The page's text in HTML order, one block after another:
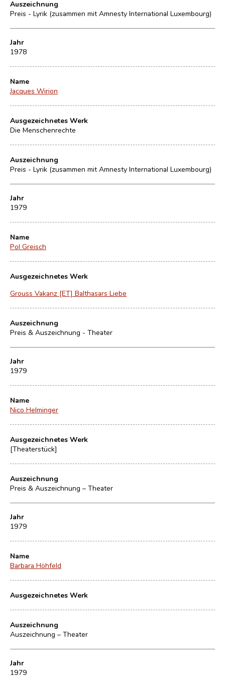
Auszeichnung
Preis - Lyrik (zusammen mit Amnesty International Luxembourg)
Jahr
1978
Name
Jacques Wirion
Ausgezeichnetes Werk
Die Menschenrechte
Auszeichnung
Preis - Lyrik (zusammen mit Amnesty International Luxembourg)
Jahr
1979
Name
Pol Greisch
Ausgezeichnetes Werk
Grouss Vakanz [ET] Balthasars Liebe
Auszeichnung
Preis & Auszeichnung - Theater
Jahr
1979
Name
Nico Helminger
Ausgezeichnetes Werk
[Theaterstück]
Auszeichnung
Preis & Auszeichnung – Theater
Jahr
1979
Name
Barbara Höhfeld
Ausgezeichnetes Werk
Auszeichnung
Auszeichnung – Theater
Jahr
1979